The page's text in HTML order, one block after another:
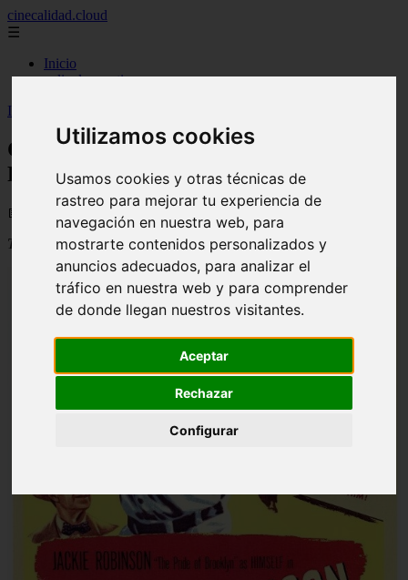
Utilizamos cookies
Usamos cookies y otras técnicas de
rastreo para mejorar tu experiencia de
navegación en nuestra web, para
mostrarte contenidos personalizados y
anuncios adecuados, para analizar el
tráfico en nuestra web y para comprender
de donde llegan nuestros visitantes.
Aceptar
Rechazar
Configurar
cinecalidad.cloud
☰
Inicio
peliculas-gratis
Inicio
Cine de Calidad: La historia de Jackie
Robinson
📅 03/09/2025
Título original:The Jackie Robinson Story